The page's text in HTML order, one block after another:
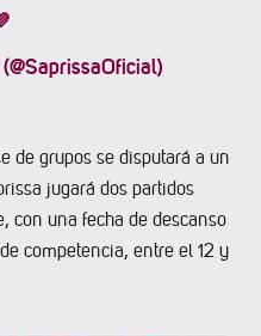
de grupos se disputará a un
jugará dos partidos
con una fecha de descanso
competencia, entre el 12 y